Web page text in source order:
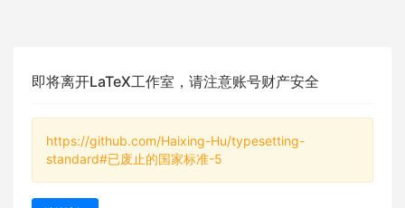
即将离开LaTeX工作室，请注意账号财产安全
https://github.com/Haixing-Hu/typesetting-
standard#已废止的国家标准-5